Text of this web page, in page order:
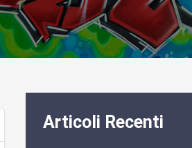
Articoli Recenti